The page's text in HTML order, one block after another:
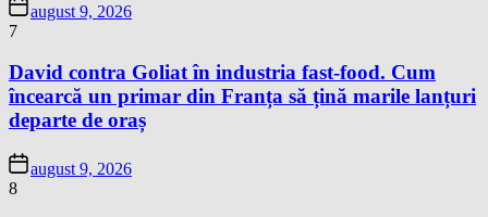
august 9, 2026
7
David contra Goliat în industria fast-food. Cum
încearcă un primar din Franța să țină marile lanțuri
departe de oraș
august 9, 2026
8